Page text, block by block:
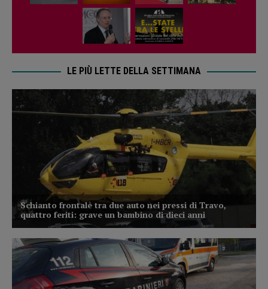
LE PIÙ LETTE DELLA SETTIMANA